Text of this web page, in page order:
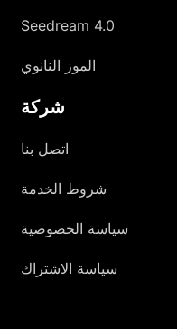
Seedream 4.0
الموز النانوي
شركة
اتصل بنا
شروط الخدمة
سياسة الخصوصية
سياسة الاشتراك